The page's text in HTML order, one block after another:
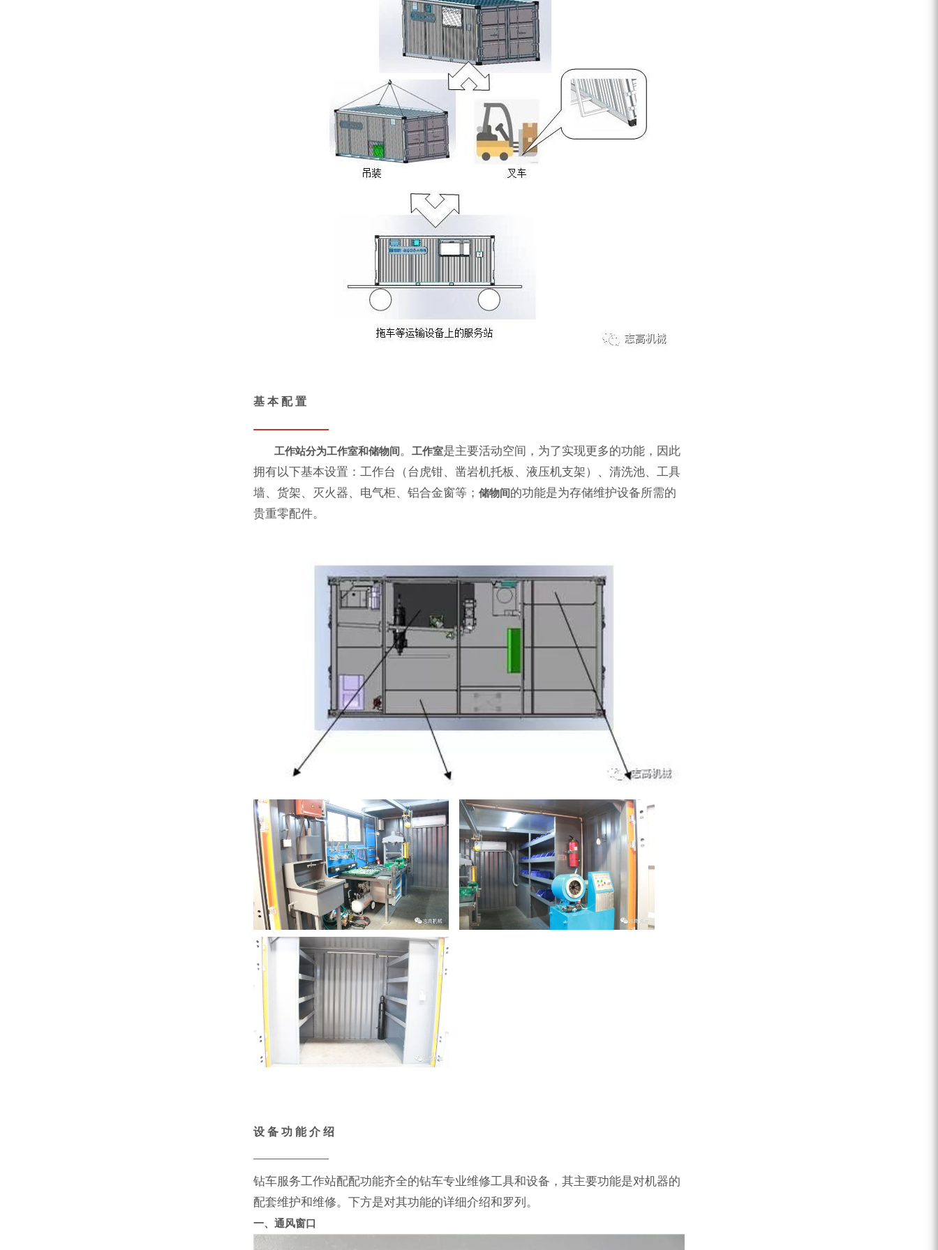
基 本 配 置
工作站分为工作室和储物间。工作室是主要活动空间，为了实现更多的功能，因此
拥有以下基本设置：工作台（台虎钳、凿岩机托板、液压机支架）、清洗池、工具
墙、货架、灭火器、电气柜、铝合金窗等；储物间的功能是为存储维护设备所需的
贵重零配件。
设 备 功 能 介 绍
钻车服务工作站配配功能齐全的钻车专业维修工具和设备，其主要功能是对机器的
配套维护和维修。下方是对其功能的详细介绍和罗列。
一、通风窗口